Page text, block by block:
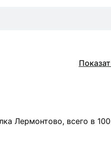
Лермонтово, всего в 100